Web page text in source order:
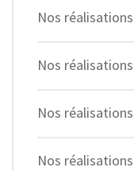
Nos
Nos
Nos
Nos